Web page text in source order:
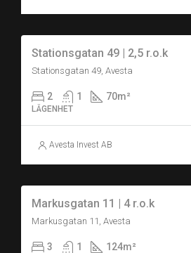
Stationsgatan 49 | 2,5 r.o.k
Stationsgatan 49, Avesta
2 1 70m²
LÄGENHET
Avesta Invest AB
Markusgatan 11 | 4 r.o.k
Markusgatan 11, Avesta
3 1 124m²